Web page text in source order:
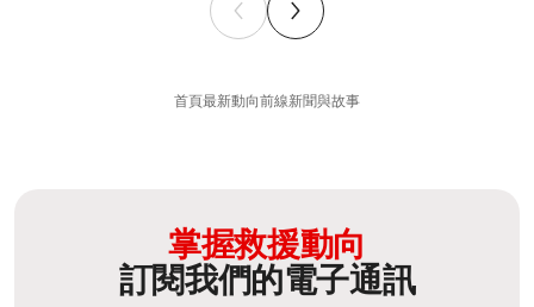
首頁最新動向前線新聞與故事
掌握救援動向
訂閱我們的電子通訊